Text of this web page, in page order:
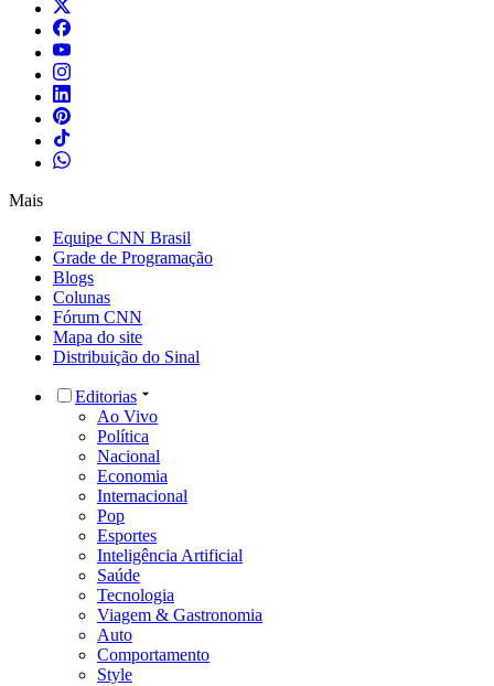
Mais
Equipe CNN Brasil
Grade de Programação
Blogs
Colunas
Fórum CNN
Mapa do site
Distribuição do Sinal
Editorias
Ao Vivo
Política
Nacional
Economia
Internacional
Pop
Esportes
Inteligência Artificial
Saúde
Tecnologia
Viagem & Gastronomia
Auto
Comportamento
Style